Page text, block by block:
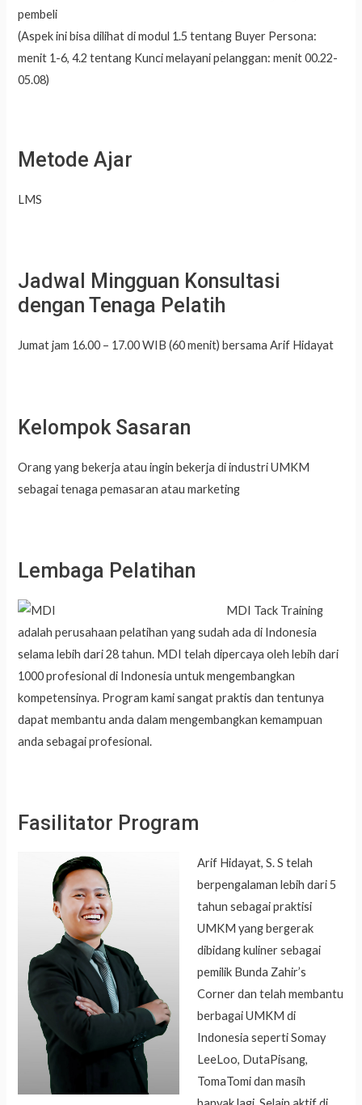
pembeli
(Aspek ini bisa dilihat di modul 1.5 tentang Buyer Persona:
menit 1-6, 4.2 tentang Kunci melayani pelanggan: menit 00.22-
05.08)
Metode Ajar
LMS
Jadwal Mingguan Konsultasi
dengan Tenaga Pelatih
Jumat jam 16.00 – 17.00 WIB (60 menit) bersama Arif Hidayat
Kelompok Sasaran
Orang yang bekerja atau ingin bekerja di industri UMKM
sebagai tenaga pemasaran atau marketing
Lembaga Pelatihan
MDI Tack Training
adalah perusahaan pelatihan yang sudah ada di Indonesia
selama lebih dari 28 tahun. MDI telah dipercaya oleh lebih dari
1000 profesional di Indonesia untuk mengembangkan
kompetensinya. Program kami sangat praktis dan tentunya
dapat membantu anda dalam mengembangkan kemampuan
anda sebagai profesional.
Fasilitator Program
Arif Hidayat, S. S telah
berpengalaman lebih dari 5
tahun sebagai praktisi
UMKM yang bergerak
dibidang kuliner sebagai
pemilik Bunda Zahir’s
Corner dan telah membantu
berbagai UMKM di
Indonesia seperti Somay
LeeLoo, DutaPisang,
TomaTomi dan masih